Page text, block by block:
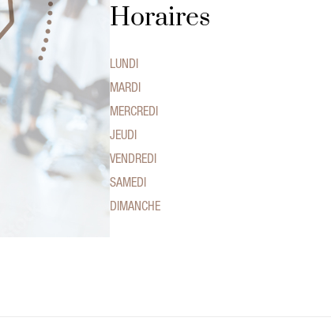
Horaires
LUNDI
MARDI
MERCREDI
JEUDI
VENDREDI
SAMEDI
DIMANCHE